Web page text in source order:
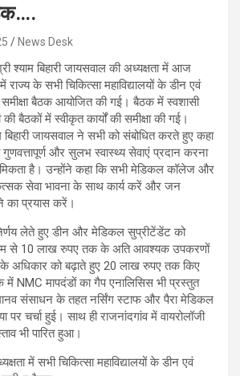
News Desk
श्याम बिहारी जायसवाल की अध्यक्षता में आज
के सभी चिकित्सा महाविद्यालयों के डीन एवं
बैठक आयोजित की गई। बैठक में स्वशासी
बैठकों में स्वीकृत कार्यों की समीक्षा की गई।
बिहारी जायसवाल ने सभी को संबोधित करते हुए कहा
और सुलभ स्वास्थ्य सेवाएं प्रदान करना
है। उन्होंने कहा कि सभी मेडिकल कॉलेज और
सेवा भावना के साथ कार्य करें और जन
का प्रयास करें।
लेते हुए डीन और मेडिकल सुप्रीटेंडेंट को
से 10 लाख रुपए तक के अति आवश्यक उपकरणों
के अधिकार को बढ़ाते हुए 20 लाख रुपए तक किए
में NMC मापदंडों का गैप एनालिसिस भी प्रस्तुत
संसाधन के तहत नर्सिंग स्टाफ और पैरा मेडिकल
पर चर्चा हुई। साथ ही राजनांदगांव में वायरोलॉजी
भी पारित हुआ।